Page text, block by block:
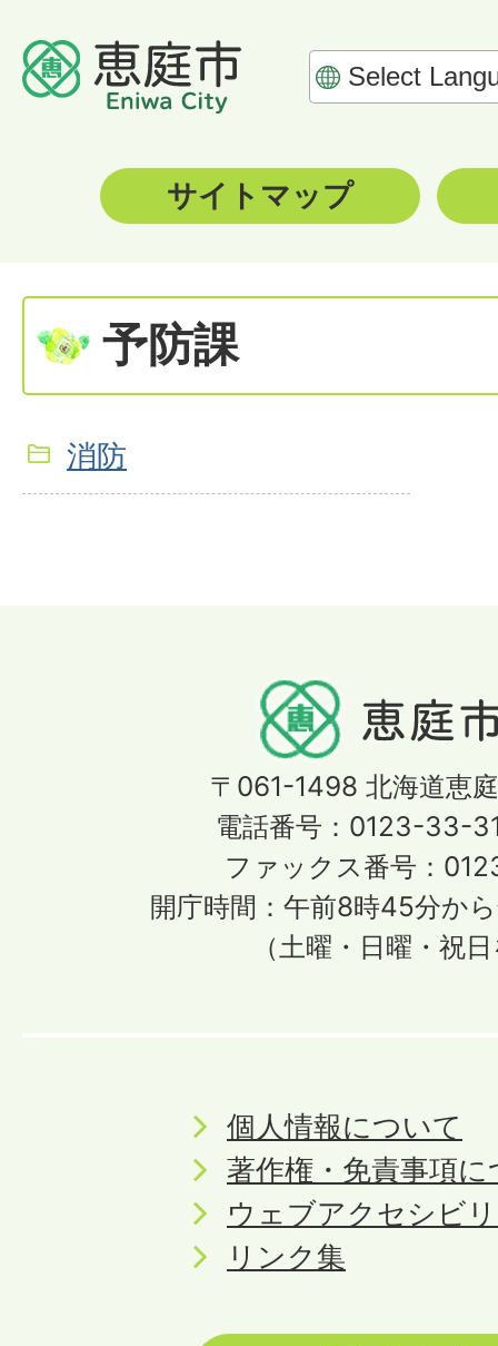
サイトマップ
予防課
消防
〒061-1498 北海道恵
電話番号：0123-33-
ファックス番号：
開庁時間：午前8時45分か
（土曜・日曜・祝
個人情報について
著作権・免責事項
ウェブアクセシビ
リンク集